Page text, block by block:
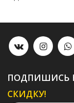
ПОДПИШИСЬ
СКИДКУ!